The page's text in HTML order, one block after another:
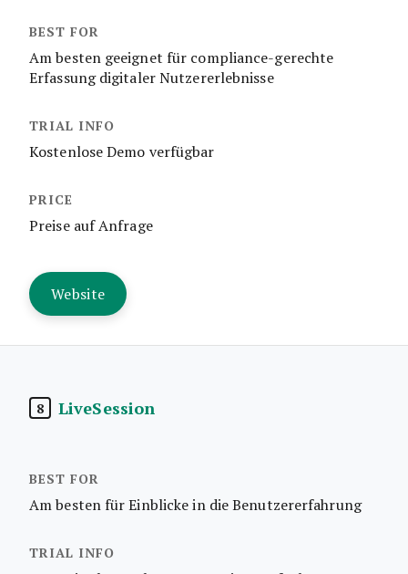
Am besten geeignet für compliance-gerechte
Erfassung digitaler Nutzererlebnisse
Kostenlose Demo verfügbar
Preise auf Anfrage
Website
8 LiveSession
Am besten für Einblicke in die Benutzererfahrung